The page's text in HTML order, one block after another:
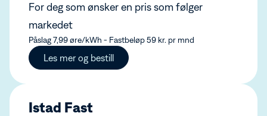
For deg som ønsker en pris som følger
markedet
Påslag 7,99 øre/kWh - Fastbeløp 59 kr. pr mnd
Les mer og bestill
Istad Fast